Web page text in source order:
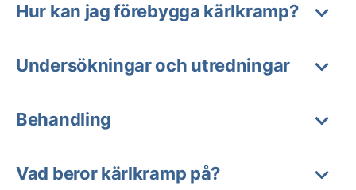
Hur kan jag förebygga kärlkramp?
Undersökningar och utredningar
Behandling
Vad beror kärlkramp på?